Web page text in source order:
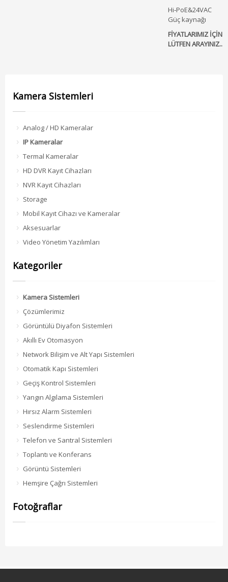
Hi‐PoE&24VAC
Güç kaynağı
FİYATLARIMIZ İÇİN
LÜTFEN ARAYINIZ..
Kamera Sistemleri
Analog / HD Kameralar
IP Kameralar
Termal Kameralar
HD DVR Kayıt Cihazları
NVR Kayıt Cihazları
Storage
Mobil Kayıt Cihazı ve Kameralar
Aksesuarlar
Video Yönetim Yazılımları
Kategoriler
Kamera Sistemleri
Çözümlerimiz
Görüntülü Diyafon Sistemleri
Akıllı Ev Otomasyon
Network Bilişim ve Alt Yapı Sistemleri
Otomatik Kapı Sistemleri
Geçiş Kontrol Sistemleri
Yangın Algılama Sistemleri
Hırsız Alarm Sistemleri
Seslendirme Sistemleri
Telefon ve Santral Sistemleri
Toplantı ve Konferans
Görüntü Sistemleri
Hemşire Çağrı Sistemleri
Fotoğraflar